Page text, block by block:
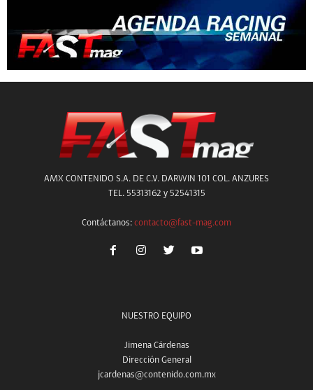
AMX CONTENIDO S.A. DE C.V. DARWIN 101 COL. ANZURES
TEL. 55313162 y 52541315
Contáctanos: contacto@fast-mag.com
NUESTRO EQUIPO
Jimena Cárdenas
Dirección General
jcardenas@contenido.com.mx